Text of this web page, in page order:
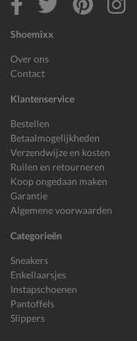
Shoemixx
Over ons
Contact
Klantenservice
Bestellen
Betaalmogelijkheden
Verzendwijze en kosten
Ruilen en retourneren
Koop ongedaan maken
Garantie
Algemene voorwaarden
Categorieën
Sneakers
Enkellaarsjes
Instapschoenen
Pantoffels
Slippers